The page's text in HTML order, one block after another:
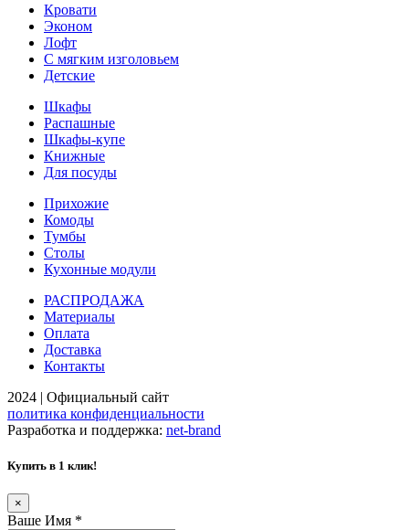
Кровати
Эконом
Лофт
С мягким изголовьем
Детские
Шкафы
Распашные
Шкафы-купе
Книжные
Для посуды
Прихожие
Комоды
Тумбы
Столы
Кухонные модули
РАСПРОДАЖА
Материалы
Оплата
Доставка
Контакты
2024 | Официальный сайт
политика конфиденциальности
Разработка и поддержка: net-brand
Купить в 1 клик!
×
Ваше Имя *